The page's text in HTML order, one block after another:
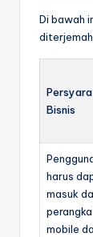
Di bawah
Bisnis
harus
masuk
mobile